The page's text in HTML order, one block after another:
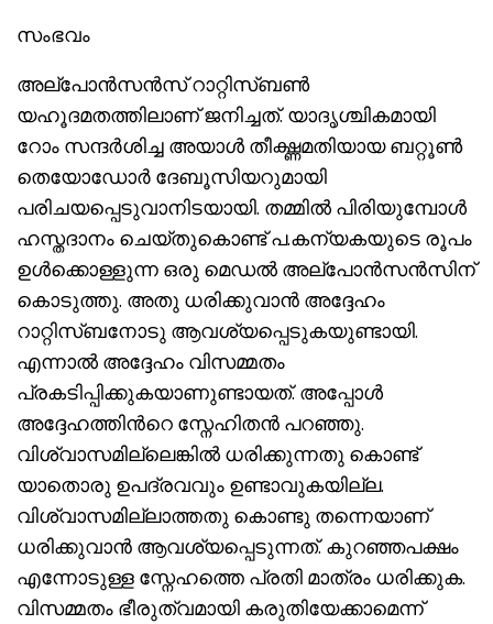
സംഭവം
അല്പോന്‍സന്‍സ് റാറ്റിസ്ബണ്‍
യഹൂദമതത്തിലാണ് ജനിച്ചത്. യാദൃശ്ചികമായി
റോം സന്ദര്‍ശിച്ച അയാള്‍ തീക്ഷ്ണമതിയായ ബറ്റൂണ്‍
തെയോഡോര്‍ ദേബൂസിയറുമായി
പരിചയപ്പെടുവാനിടയായി. തമ്മില്‍ പിരിയുമ്പോള്‍
ഹസ്തദാനം ചെയ്തുകൊണ്ട് പ.കന്യകയുടെ രൂപം
ഉള്‍ക്കൊള്ളുന്ന ഒരു മെഡല്‍ അല്പോന്‍സന്‍സിന്
കൊടുത്തു. അതു ധരിക്കുവാന്‍ അദ്ദേഹം
റാറ്റിസ്ബനോടു ആവശ്യപ്പെടുകയുണ്ടായി.
എന്നാല്‍ അദ്ദേഹം വിസമ്മതം
പ്രകടിപ്പിക്കുകയാണുണ്ടായത്. അപ്പോള്‍
അദ്ദേഹത്തിന്‍റെ സ്നേഹിതന്‍ പറഞ്ഞു.
വിശ്വാസമില്ലെങ്കില്‍ ധരിക്കുന്നതു കൊണ്ട്
യാതൊരു ഉപദ്രവവും ഉണ്ടാവുകയില്ല.
വിശ്വാസമില്ലാത്തതു കൊണ്ടു തന്നെയാണ്
ധരിക്കുവാന്‍ ആവശ്യപ്പെടുന്നത്. കുറഞ്ഞപക്ഷം
എന്നോടുള്ള സ്നേഹത്തെ പ്രതി മാത്രം ധരിക്കുക.
വിസമ്മതം ഭീരുത്വമായി കരുതിയേക്കാമെന്ന്